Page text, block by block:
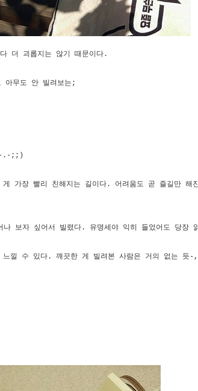
더 괴롭지는 않기 때문이다.
아무도 안 빌려보는;
-.-;;)
게 가장 빨리 친해지는 길이다. 어려움도 곧 즐길만 해
보자 싶어서 빌렸다. 유명세야 익히 들었어도 당장
느낄 수 있다. 깨끗한 게 빌려본 사람은 거의 없는